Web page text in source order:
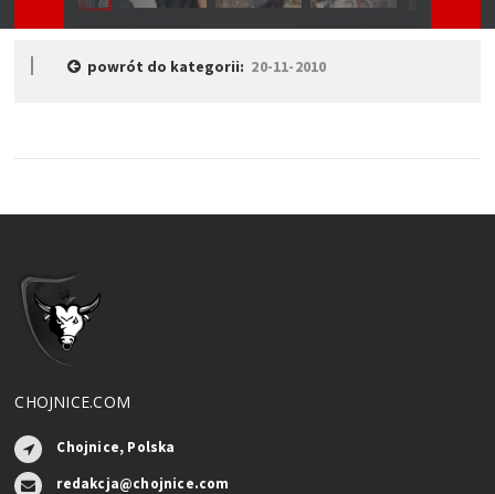
powrót do kategorii: 20-11-2010
CHOJNICE.COM
Chojnice, Polska
redakcja@chojnice.com